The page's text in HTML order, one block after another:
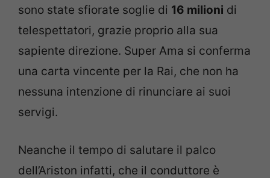
sono state sfiorate soglie di 16 milioni di
telespettatori, grazie proprio alla sua
sapiente direzione. Super Ama si conferma
una carta vincente per la Rai, che non ha
nessuna intenzione di rinunciare ai suoi
servigi.
Neanche il tempo di salutare il palco
dell’Ariston infatti, che il conduttore è